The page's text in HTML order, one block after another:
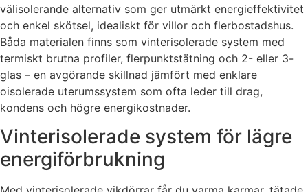
välisolerande alternativ som ger utmärkt energieffektivitet
och enkel skötsel, idealiskt för villor och flerbostadshus.
Båda materialen finns som vinterisolerade system med
termiskt brutna profiler, flerpunktstätning och 2- eller 3-
glas – en avgörande skillnad jämfört med enklare
oisolerade uterumssystem som ofta leder till drag,
kondens och högre energikostnader.
Vinterisolerade system för lägre
energiförbrukning